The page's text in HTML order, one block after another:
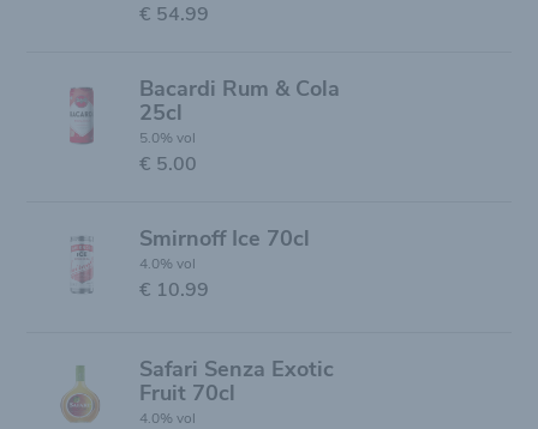
€ 54.99
Bacardi Rum & Cola
25cl
5.0% vol
€ 5.00
Smirnoff Ice 70cl
4.0% vol
€ 10.99
Safari Senza Exotic
Fruit 70cl
4.0% vol